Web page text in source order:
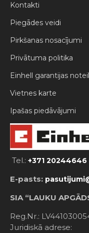
Kontakti
Piegādes veidi
Pirkšanas nosacījumi
Privātuma politika
Einhell garantijas
Vietnes karte
Ipašas piedāvājumi
Tel.: +371 20244646
E-pasts:
SIA “LAUKU
Reg.Nr.:
Juridiskā adrese: